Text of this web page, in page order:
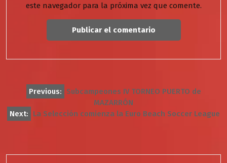
este navegador para la próxima vez que comente.
Navegación
de
entradas
Previous:
Subcampeones IV TORNEO PUERTO de
MAZARRÓN
Next:
La Selección comienza la Euro Beach Soccer League